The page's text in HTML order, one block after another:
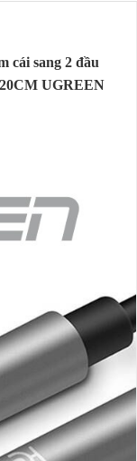
cái sang 2 đầu
UGREEN